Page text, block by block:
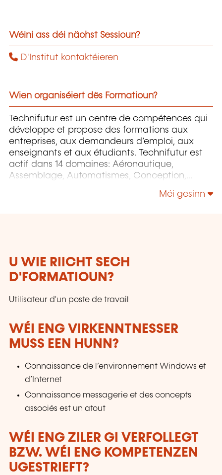
Wéini ass déi nächst Sessioun?
D'Institut kontaktéieren
Wien organiséiert dës Formatioun?
Technifutur est un centre de compétences qui
développe et propose des formations aux
entreprises, aux demandeurs d’emploi, aux
enseignants et aux étudiants. Technifutur est
actif dans 14 domaines: Aéronautique,
Assemblage, Automatismes, Conception,
Informatique, Maintenance, Mesures et
Méi gesinn
U WIE RIICHT SECH
D'FORMATIOUN?
Utilisateur d'un poste de travail
WÉI ENG VIRKENNTNESSER
MUSS EEN HUNN?
Connaissance de l’environnement Windows et
d’Internet
Connaissance messagerie et des concepts
associés est un atout
WÉI ENG ZILER GI VERFOLLEGT
BZW. WÉI ENG KOMPETENZEN
UGESTRIEFT?